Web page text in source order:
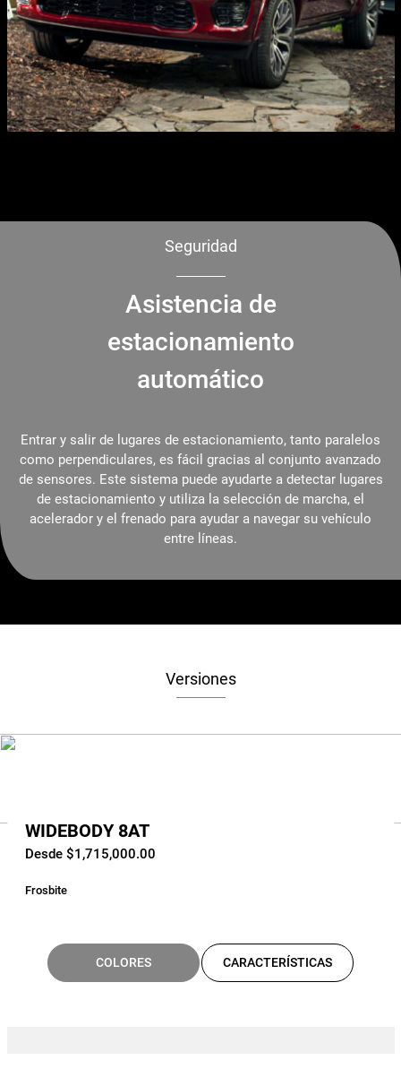
Seguridad
Asistencia de
estacionamiento
automático
Entrar y salir de lugares de estacionamiento, tanto paralelos
como perpendiculares, es fácil gracias al conjunto avanzado
de sensores. Este sistema puede ayudarte a detectar lugares
de estacionamiento y utiliza la selección de marcha, el
acelerador y el frenado para ayudar a navegar su vehículo
entre líneas.
Versiones
WIDEBODY 8AT
Desde $1,715,000.00
Frosbite
COLORES CARACTERÍSTICAS